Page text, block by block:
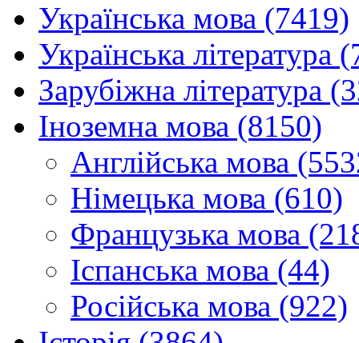
Українська мова (7419)
Українська література
Зарубіжна література
Іноземна мова (8150)
Англійська мова
Німецька мова (610)
Французька мова
Іспанська мова (44)
Російська мова (922)